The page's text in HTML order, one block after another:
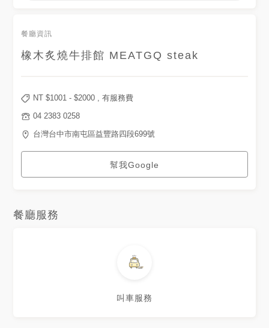
餐廳資訊
橡木炙燒牛排館 MEATGQ steak
NT $1001 - $2000 , 有服務費
04 2383 0258
台灣台中市南屯區益豐路四段699號
幫我Google
餐廳服務
叫車服務